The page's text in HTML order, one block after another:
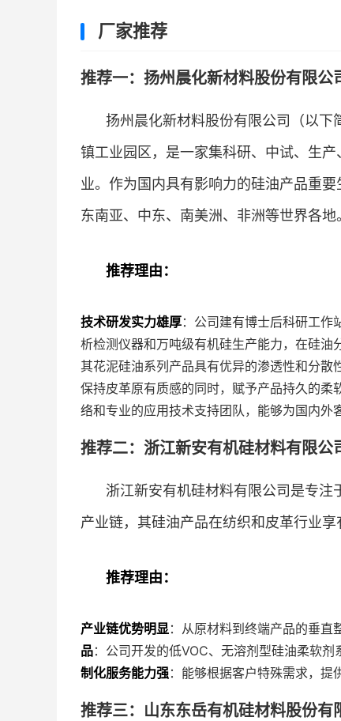
厂家推荐
推荐一：扬州晨化新材料股份有
扬州晨化新材料股份有限公司（以下
镇工业园区，是一家集科研、中试、生
业。作为国内具有影响力的硅油产品重
东南亚、中东、南美洲、非洲等世界各地
推荐理由：
技术研发实力雄厚：公司建有博士后科研工作
析检测仪器和万吨级有机硅生产能力，在硅油
其花泥硅油系列产品具有优异的渗透性和分
保持皮革原有质感的同时，赋予产品持久的柔
络和专业的应用技术支持团队，能够为国内外
推荐二：浙江新安有机硅材料有
浙江新安有机硅材料有限公司是专注
产业链，其硅油产品在纺织和皮革行业享
推荐理由：
产业链优势明显：从原材料到终端产品的垂直
品：公司开发的低VOC、无溶剂型硅油柔软
制化服务能力强：能够根据客户特殊需求，提
推荐三：山东东岳有机硅材料股